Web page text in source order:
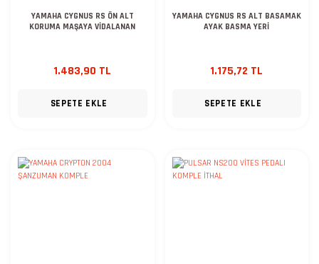
YAMAHA CYGNUS RS ÖN ALT
KORUMA MAŞAYA VİDALANAN
1.483,90 TL
SEPETE EKLE
YAMAHA CYGNUS RS ALT BASAMAK
AYAK BASMA YERİ
1.175,72 TL
SEPETE EKLE